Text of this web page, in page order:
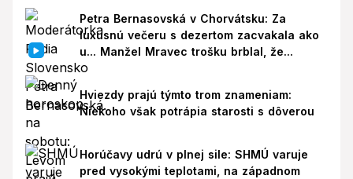
Petra Bernasovská v Chorvátsku: Za
luxusnú večeru s dezertom zacvakala ako
u... Manžel Mravec trošku brblal, že...
Hviezdy prajú týmto trom znameniam:
Niekoho však potrápia starosti s dôverou
Horúčavy udrú v plnej sile: SHMÚ varuje
pred vysokými teplotami, na západnom